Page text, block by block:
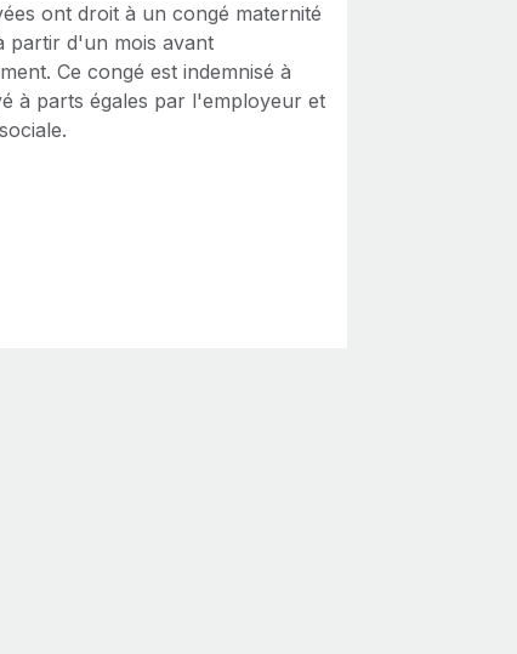
ont droit à un congé maternité
partir d'un mois avant
Ce congé est indemnisé à
à parts égales par l'employeur et